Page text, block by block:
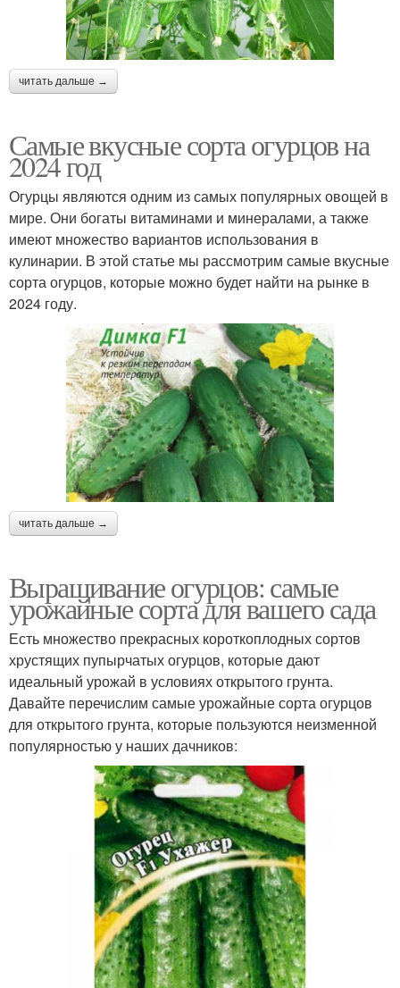
читать дальше →
Самые вкусные сорта огурцов на
2024 год
Огурцы являются одним из самых популярных овощей в
мире. Они богаты витаминами и минералами, а также
имеют множество вариантов использования в
кулинарии. В этой статье мы рассмотрим самые вкусные
сорта огурцов, которые можно будет найти на рынке в
2024 году.
читать дальше →
Выращивание огурцов: самые
урожайные сорта для вашего сада
Есть множество прекрасных короткоплодных сортов
хрустящих пупырчатых огурцов, которые дают
идеальный урожай в условиях открытого грунта.
Давайте перечислим самые урожайные сорта огурцов
для открытого грунта, которые пользуются неизменной
популярностью у наших дачников: